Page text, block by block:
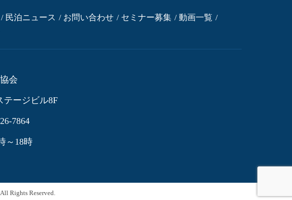
民泊ニュース お問い合わせ セミナー募集
動画一覧
会
テージビル8F
7864
～18時
Rights Reserved.